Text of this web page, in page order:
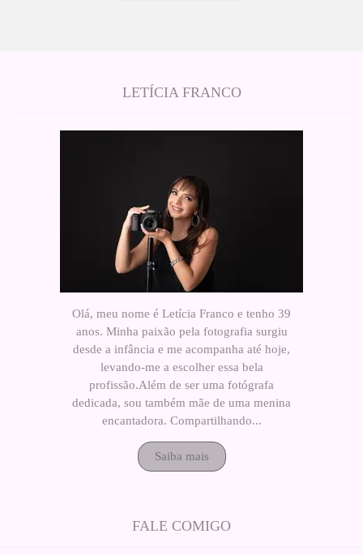
LETÍCIA FRANCO
Olá, meu nome é Letícia Franco e tenho 39
anos. Minha paixão pela fotografia surgiu
desde a infância e me acompanha até hoje,
levando-me a escolher essa bela
profissão.Além de ser uma fotógrafa
dedicada, sou também mãe de uma menina
encantadora. Compartilhando...
Saiba mais
FALE COMIGO